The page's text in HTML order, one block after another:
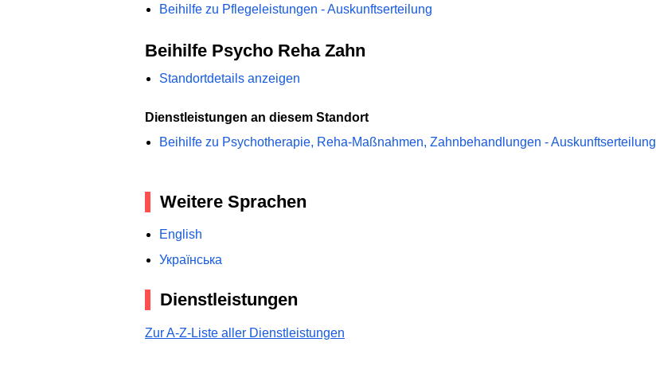
Beihilfe zu Pflegeleistungen - Auskunftserteilung
Beihilfe Psycho Reha Zahn
Standortdetails anzeigen
Dienstleistungen an diesem Standort
Beihilfe zu Psychotherapie, Reha-Maßnahmen, Zahnbehandlungen - Auskunftserteilung
Weitere Sprachen
English
Українська
Dienstleistungen
Zur A-Z-Liste aller Dienstleistungen